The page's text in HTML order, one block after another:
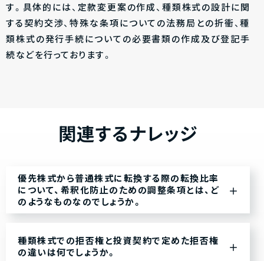
す。具体的には、定款変更案の作成、種類株式の設計に関
する契約交渉、特殊な条項についての法務局との折衝、種
類株式の発行手続についての必要書類の作成及び登記手
続などを行っております。
関連するナレッジ
優先株式から普通株式に転換する際の転換比率
について、希釈化防止のための調整条項とは、ど
のようなものなのでしょうか。
種類株式での拒否権と投資契約で定めた拒否権
の違いは何でしょうか。